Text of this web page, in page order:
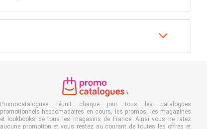
Promocatalogues réunit chaque jour tous les catalogues
promotionnels hebdomadaires en cours, les promos, les magazines
et lookbooks de tous les magasins de France. Ainsi vous ne ratez
aucune promotion et vous restez au courant de toutes les offres et